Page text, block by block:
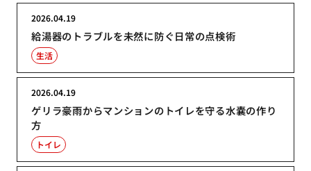
給湯器のトラブルを未然に防ぐ日常の点検術
2026.04.19
生活
ゲリラ豪雨からマンションのトイレを守る水嚢の作り
方
2026.04.19
トイレ